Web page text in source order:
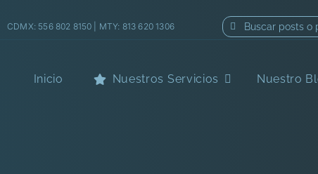
CDMX: 556 802 8150 | MTY: 813 620 1306 Buscar:
Inicio Nuestros Servicios Nuestro